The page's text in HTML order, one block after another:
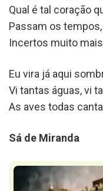
Qual é tal coração
Passam os
Incertos muito
Eu vira já aqui
Vi tantas águas, vi
As aves todas
Sá de Miranda